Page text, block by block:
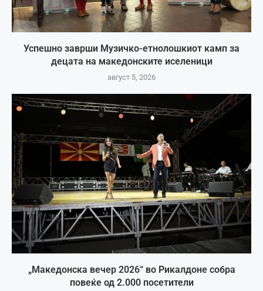
Успешно заврши Музичко-етнолошкиот камп за
децата на македонските иселеници
август 5, 2026
„Македонска вечер 2026“ во Рикалдоне собра
повеќе од 2.000 посетители